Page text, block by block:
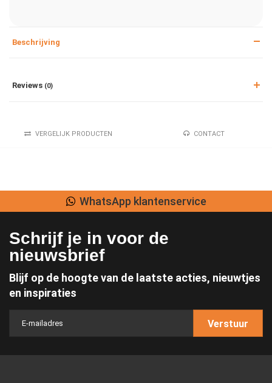
Beschrijving
Reviews (0)
VERGELIJK PRODUCTEN CONTACT
Lage verzendkosten
Schrijf je in voor de
nieuwsbrief
Blijf op de hoogte van de laatste acties, nieuwtjes
en inspiraties
Verstuur